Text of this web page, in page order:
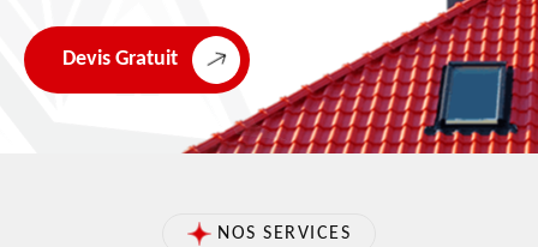
Devis Gratuit
NOS SERVICES